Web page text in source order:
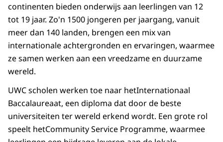
continenten bieden onderwijs aan leerlingen van 12
tot 19 jaar. Zo'n 1500 jongeren per jaargang, vanuit
meer dan 140 landen, brengen een mix van
internationale achtergronden en ervaringen, waarmee
ze samen werken aan een vreedzame en duurzame
wereld.
UWC scholen werken toe naar hetInternationaal
Baccalaureaat, een diploma dat door de beste
universiteiten ter wereld erkend wordt. Een grote rol
speelt hetCommunity Service Programme, waarmee